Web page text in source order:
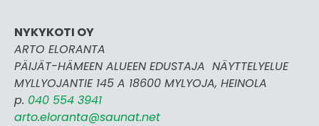
NYKYKOTI OY
ARTO ELORANTA
PÄIJÄT-HÄMEEN ALUEEN EDUSTAJA NÄYTTELYELUE
MYLLYOJANTIE 145 A 18600 MYLYOJA, HEINOLA
p. 040 554 3941
arto.eloranta@saunat.net